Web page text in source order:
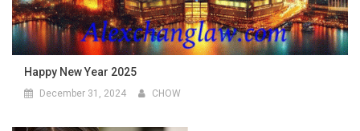
Happy New Year 2025
December 31, 2024 CHOW